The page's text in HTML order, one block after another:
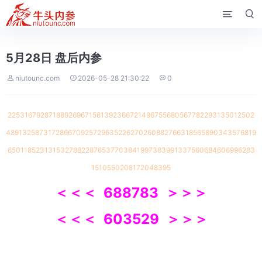
 
5月28日 盘后内参
 niutounc.com  2026-05-28 21:30:22  0
225316792871889269671581392366721496755680567782293135012502
489132587317286670925729635226270260882766318565890343576819
65011852313153278822876537703841997383991337560684606996283
1510550208172048395
＜ ＜＜ 688783 ＞ ＞＞
＜ ＜＜ 603529 ＞ ＞＞